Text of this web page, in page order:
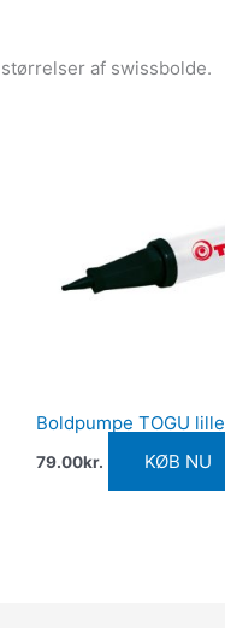
af swissbolde.
Boldpumpe TOGU lille
79.00kr. KØB NU